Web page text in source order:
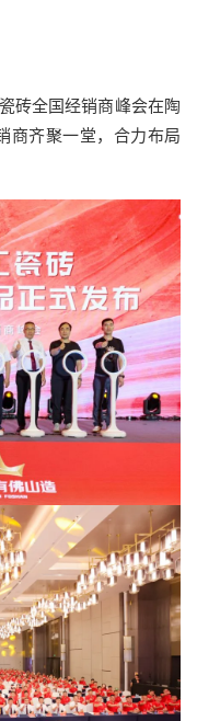
砖全国经销商峰会在陶
商齐聚一堂，合力布局